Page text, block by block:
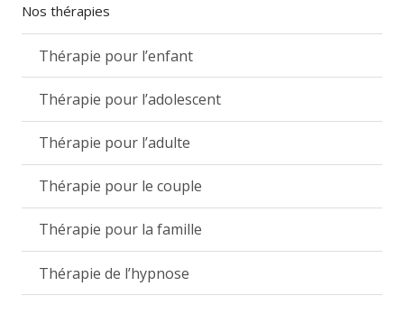
Nos thérapies
Thérapie pour l’enfant
Thérapie pour l’adolescent
Thérapie pour l’adulte
Thérapie pour le couple
Thérapie pour la famille
Thérapie de l’hypnose